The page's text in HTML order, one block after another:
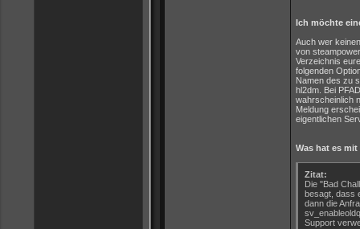
Ich möchte
Auch wer
von
Verzeichnis
folgenden
Namen des zu
hl2dm. Bei
wahrscheinlich
Meldung
eigentlichen
Was hat es
Zitat:
Die "Bad
besagt, dass
dann die
Support